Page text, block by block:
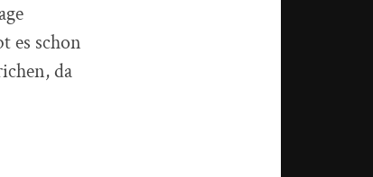
es schon
da